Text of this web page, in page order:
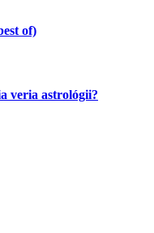
of)
veria astrológii?